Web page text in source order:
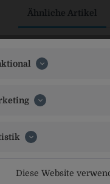
Ähnliche Artikel
Diese Website